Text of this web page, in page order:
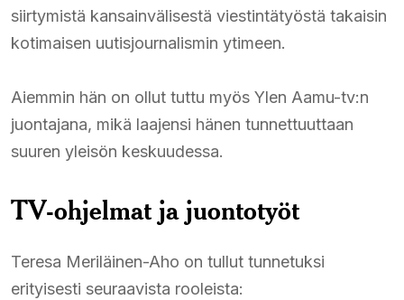
siirtymistä kansainvälisestä viestintätyöstä takaisin
kotimaisen uutisjournalismin ytimeen.
Aiemmin hän on ollut tuttu myös Ylen Aamu-tv:n
juontajana, mikä laajensi hänen tunnettuuttaan
suuren yleisön keskuudessa.
TV-ohjelmat ja juontotyöt
Teresa Meriläinen-Aho on tullut tunnetuksi
erityisesti seuraavista rooleista: